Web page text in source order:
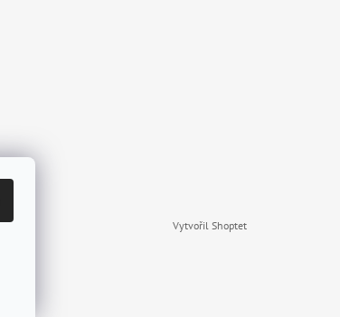
Vytvořil Shoptet